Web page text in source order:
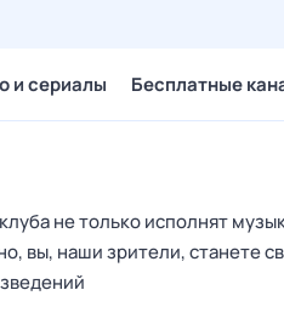
и сериалы Бесплатные
не только исполнят
вы, наши зрители, станете